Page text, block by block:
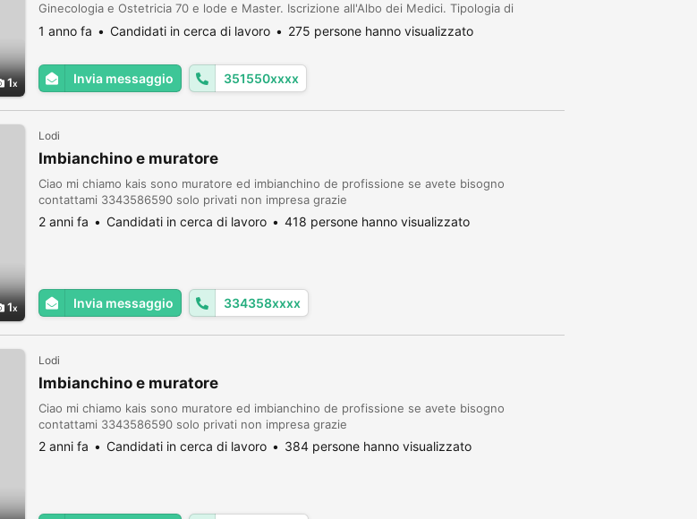
1
Ginecologia e Ostetricia 70 e lode e Master. Iscrizione all'Albo dei Medici. Tipologia di
contratto: Collaborazione con Partita IVA. Compenso richiesto: euro 300,00 lordi al mese.
Con...
1 anno fa Candidati in cerca di lavoro 275 persone hanno visualizzato
Invia messaggio 351550xxxx
1
Lodi
Imbianchino e muratore
Ciao mi chiamo kais sono muratore ed imbianchino de profissione se avete bisogno
contattami 3343586590 solo privati non impresa grazie
2 anni fa Candidati in cerca di lavoro 418 persone hanno visualizzato
Invia messaggio 334358xxxx
Lodi
Imbianchino e muratore
Ciao mi chiamo kais sono muratore ed imbianchino de profissione se avete bisogno
contattami 3343586590 solo privati non impresa grazie
2 anni fa Candidati in cerca di lavoro 384 persone hanno visualizzato